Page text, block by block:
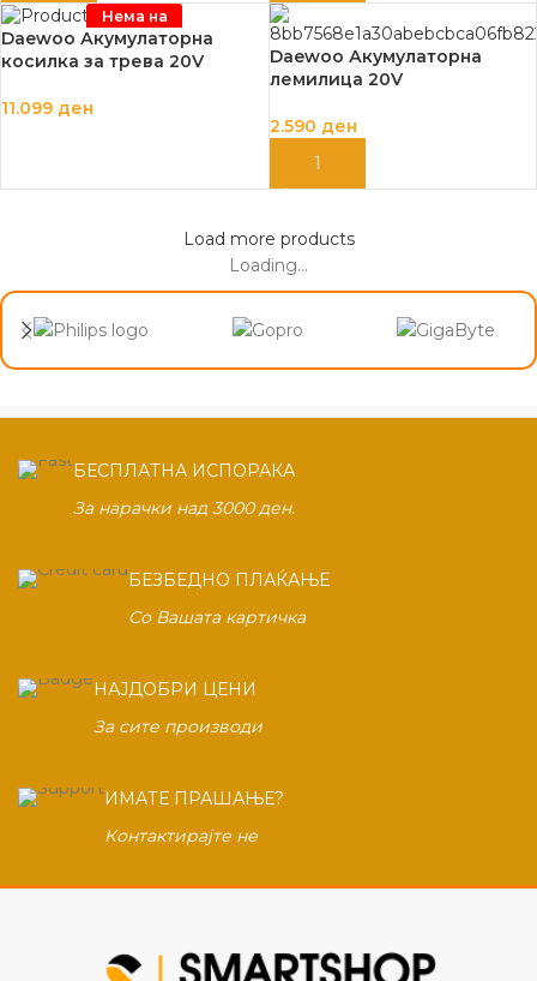
Нема на
залиха
Daewoo Акумулаторна
косилка за трева 20V
11.099 ден
Daewoo Акумулаторна
лемилица 20V
2.590 ден
ДОДАЈ ВО КОШНИЦА
Load more products
Loading...
БЕСПЛАТНА ИСПОРАКА
За нарачки над 3000 ден.
БЕЗБЕДНО ПЛАЌАЊЕ
Со Вашата картичка
НАЈДОБРИ ЦЕНИ
За сите производи
ИМАТЕ ПРАШАЊЕ?
Контактирајте не